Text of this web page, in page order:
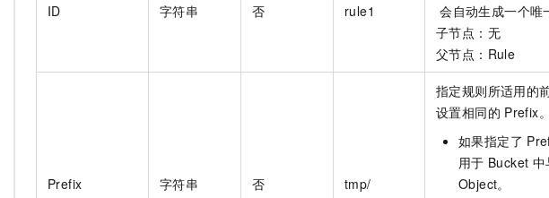
ID 字符串 否 rule1
会自动生成一个唯
子节点：无
父节点：Rule
Prefix 字符串 否 tmp/
指定规则所适用的
设置相同的 Prefix。
如果指定了
用于 Bucket 中
Object。